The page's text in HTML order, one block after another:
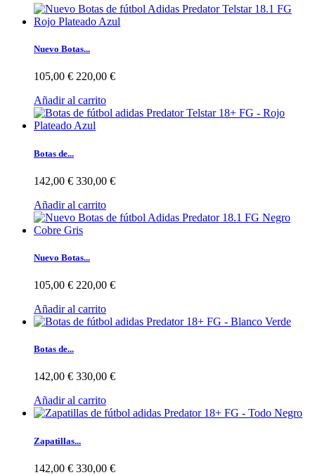
Nuevo Botas...
105,00 € 220,00 €
Añadir al carrito
Botas de...
142,00 € 330,00 €
Añadir al carrito
Nuevo Botas...
105,00 € 220,00 €
Añadir al carrito
Botas de...
142,00 € 330,00 €
Añadir al carrito
Zapatillas...
142,00 € 330,00 €